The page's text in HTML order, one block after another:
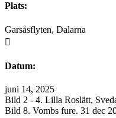
Plats:
Garsåsflyten, Dalarna

Datum:
juni 14, 2025
Bild 2 - 4. Lilla Roslätt,
Bild 8. Vombs fure. 31 dec